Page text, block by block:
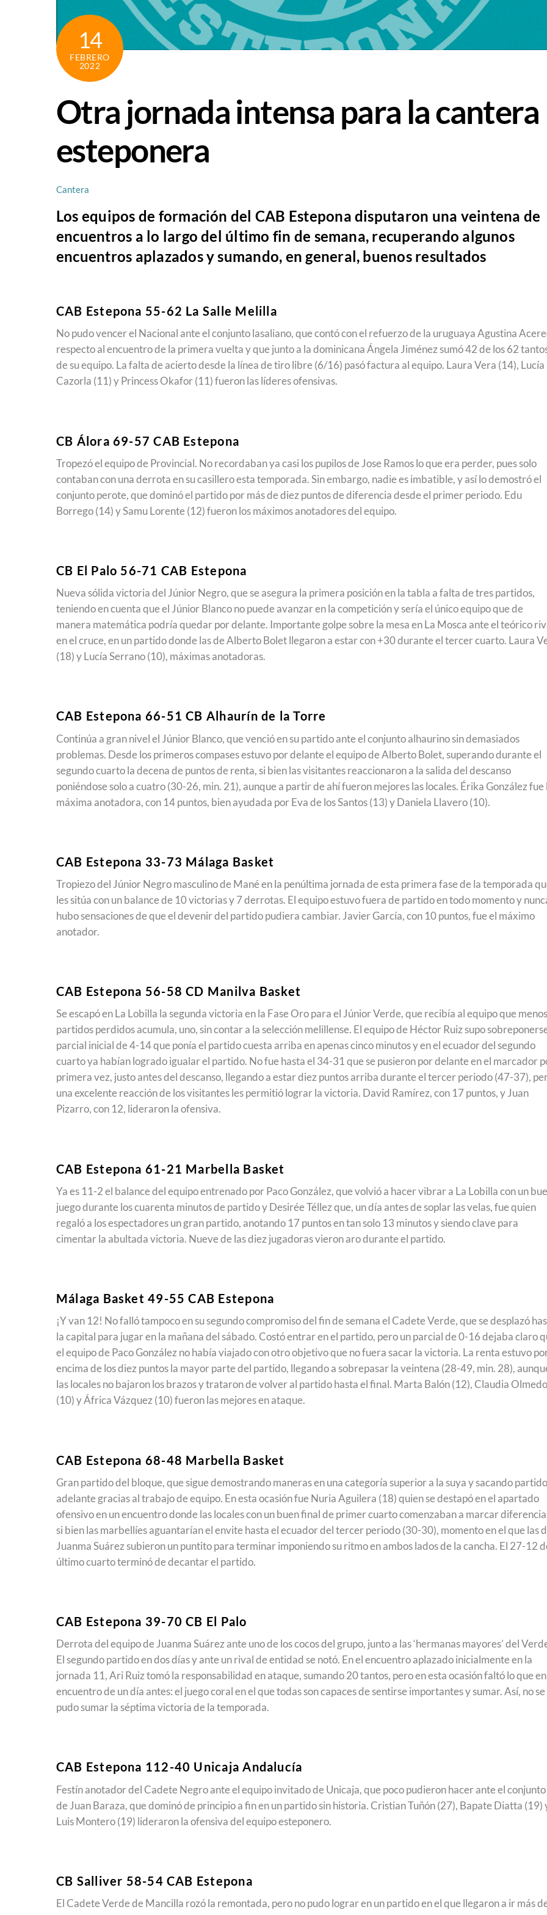
14
FEBRERO
2022
Otra jornada intensa para la cantera
esteponera
Cantera
Los equipos de formación del CAB Estepona disputaron una veintena de
encuentros a lo largo del último fin de semana, recuperando algunos
encuentros aplazados y sumando, en general, buenos resultados
CAB Estepona 55-62 La Salle Melilla
No pudo vencer el Nacional ante el conjunto lasaliano, que contó con el refuerzo de la uruguaya Agustina
respecto al encuentro de la primera vuelta y que junto a la dominicana Ángela Jiménez sumó 42 de los 62
de su equipo. La falta de acierto desde la línea de tiro libre (6/16) pasó factura al equipo. Laura Vera (14), Lucía
Cazorla (11) y Princess Okafor (11) fueron las líderes ofensivas.
CB Álora 69-57 CAB Estepona
Tropezó el equipo de Provincial. No recordaban ya casi los pupilos de Jose Ramos lo que era perder, pues solo
contaban con una derrota en su casillero esta temporada. Sin embargo, nadie es imbatible, y así lo demostró el
conjunto perote, que dominó el partido por más de diez puntos de diferencia desde el primer periodo. Edu
Borrego (14) y Samu Lorente (12) fueron los máximos anotadores del equipo.
CB El Palo 56-71 CAB Estepona
Nueva sólida victoria del Júnior Negro, que se asegura la primera posición en la tabla a falta de tres partidos,
teniendo en cuenta que el Júnior Blanco no puede avanzar en la competición y sería el único equipo que de
manera matemática podría quedar por delante. Importante golpe sobre la mesa en La Mosca ante el teórico
en el cruce, en un partido donde las de Alberto Bolet llegaron a estar con +30 durante el tercer cuarto. Laura
(18) y Lucía Serrano (10), máximas anotadoras.
CAB Estepona 66-51 CB Alhaurín de la Torre
Continúa a gran nivel el Júnior Blanco, que venció en su partido ante el conjunto alhaurino sin demasiados
problemas. Desde los primeros compases estuvo por delante el equipo de Alberto Bolet, superando durante el
segundo cuarto la decena de puntos de renta, si bien las visitantes reaccionaron a la salida del descanso
poniéndose solo a cuatro (30-26, min. 21), aunque a partir de ahí fueron mejores las locales. Érika González fue
máxima anotadora, con 14 puntos, bien ayudada por Eva de los Santos (13) y Daniela Llavero (10).
CAB Estepona 33-73 Málaga Basket
Tropiezo del Júnior Negro masculino de Mané en la penúltima jornada de esta primera fase de la temporada
les sitúa con un balance de 10 victorias y 7 derrotas. El equipo estuvo fuera de partido en todo momento y
hubo sensaciones de que el devenir del partido pudiera cambiar. Javier García, con 10 puntos, fue el máximo
anotador.
CAB Estepona 56-58 CD Manilva Basket
Se escapó en La Lobilla la segunda victoria en la Fase Oro para el Júnior Verde, que recibía al equipo que menos
partidos perdidos acumula, uno, sin contar a la selección melillense. El equipo de Héctor Ruiz supo
parcial inicial de 4-14 que ponía el partido cuesta arriba en apenas cinco minutos y en el ecuador del segundo
cuarto ya habían logrado igualar el partido. No fue hasta el 34-31 que se pusieron por delante en el marcador
primera vez, justo antes del descanso, llegando a estar diez puntos arriba durante el tercer periodo (47-37),
una excelente reacción de los visitantes les permitió lograr la victoria. David Ramírez, con 17 puntos, y Juan
Pizarro, con 12, lideraron la ofensiva.
CAB Estepona 61-21 Marbella Basket
Ya es 11-2 el balance del equipo entrenado por Paco González, que volvió a hacer vibrar a La Lobilla con un
juego durante los cuarenta minutos de partido y Desirée Téllez que, un día antes de soplar las velas, fue quien
regaló a los espectadores un gran partido, anotando 17 puntos en tan solo 13 minutos y siendo clave para
cimentar la abultada victoria. Nueve de las diez jugadoras vieron aro durante el partido.
Málaga Basket 49-55 CAB Estepona
¡Y van 12! No falló tampoco en su segundo compromiso del fin de semana el Cadete Verde, que se desplazó
la capital para jugar en la mañana del sábado. Costó entrar en el partido, pero un parcial de 0-16 dejaba claro
el equipo de Paco González no había viajado con otro objetivo que no fuera sacar la victoria. La renta estuvo
encima de los diez puntos la mayor parte del partido, llegando a sobrepasar la veintena (28-49, min. 28),
las locales no bajaron los brazos y trataron de volver al partido hasta el final. Marta Balón (12), Claudia Olmedo
(10) y África Vázquez (10) fueron las mejores en ataque.
CAB Estepona 68-48 Marbella Basket
Gran partido del bloque, que sigue demostrando maneras en una categoría superior a la suya y sacando
adelante gracias al trabajo de equipo. En esta ocasión fue Nuria Aguilera (18) quien se destapó en el apartado
ofensivo en un encuentro donde las locales con un buen final de primer cuarto comenzaban a marcar
si bien las marbellíes aguantarían el envite hasta el ecuador del tercer periodo (30-30), momento en el que las
Juanma Suárez subieron un puntito para terminar imponiendo su ritmo en ambos lados de la cancha. El 27-12
último cuarto terminó de decantar el partido.
CAB Estepona 39-70 CB El Palo
Derrota del equipo de Juanma Suárez ante uno de los cocos del grupo, junto a las ‘hermanas mayores’ del
El segundo partido en dos días y ante un rival de entidad se notó. En el encuentro aplazado inicialmente en la
jornada 11, Ari Ruiz tomó la responsabilidad en ataque, sumando 20 tantos, pero en esta ocasión faltó lo que
encuentro de un día antes: el juego coral en el que todas son capaces de sentirse importantes y sumar. Así, no se
pudo sumar la séptima victoria de la temporada.
CAB Estepona 112-40 Unicaja Andalucía
Festín anotador del Cadete Negro ante el equipo invitado de Unicaja, que poco pudieron hacer ante el conjunto
de Juan Baraza, que dominó de principio a fin en un partido sin historia. Cristian Tuñón (27), Bapate Diatta (19)
Luis Montero (19) lideraron la ofensiva del equipo esteponero.
CB Salliver 58-54 CAB Estepona
El Cadete Verde de Mancilla rozó la remontada, pero no pudo lograr en un partido en el que llegaron a ir más